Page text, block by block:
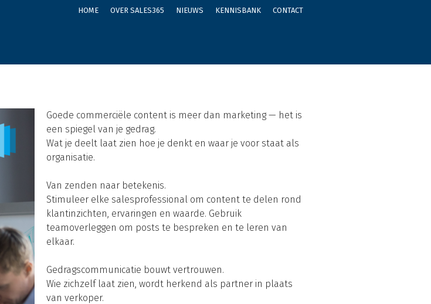
HOME OVER SALES365 NIEUWS KENNISBANK CONTACT
Goede commerciële content is meer dan marketing — het is
een spiegel van je gedrag.
Wat je deelt laat zien hoe je denkt en waar je voor staat als
organisatie.
Van zenden naar betekenis.
Stimuleer elke salesprofessional om content te delen rond
klantinzichten, ervaringen en waarde. Gebruik
teamoverleggen om posts te bespreken en te leren van
elkaar.
Gedragscommunicatie bouwt vertrouwen.
Wie zichzelf laat zien, wordt herkend als partner in plaats
van verkoper.